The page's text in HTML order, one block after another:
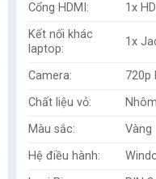
Cổng HDMI:
1x
Kết nối khác
laptop:
1x
Camera:
720p
Chất liệu vỏ:
Nhôm
Màu sắc:
Vàng
Hệ điều hành: